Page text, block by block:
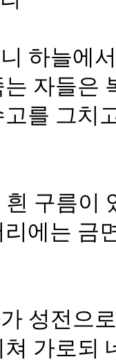
하늘에
자들은
를 그치
흰 구름이
에는 금
성전으
가로되